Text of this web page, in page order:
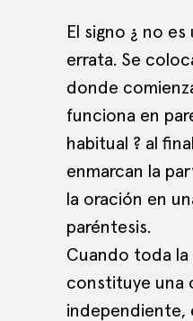
El signo ¿ no
errata. Se
donde
funciona en
habitual ? al
enmarcan la
la oración en
paréntesis.
Cuando toda la
constituye una
independiente,